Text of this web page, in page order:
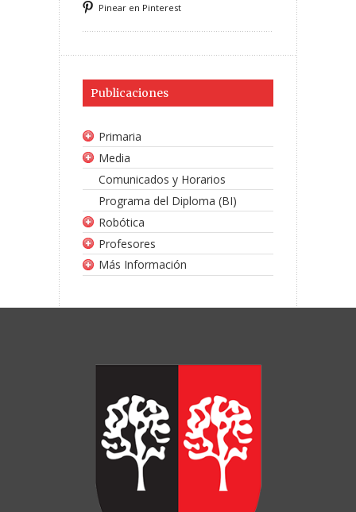
Pinear en Pinterest
Publicaciones
Primaria
Media
Comunicados y Horarios
Programa del Diploma (BI)
Robótica
Profesores
Más Información